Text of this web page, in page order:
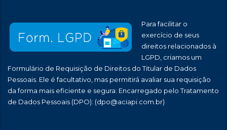
Para facilitar o
exercício de seus
direitos relacionados à
LGPD, criamos um
Formulário de Requisição de Direitos do Titular de Dados
Pessoais. Ele é facultativo, mas permitirá avaliar sua requisição
da forma mais eficiente e segura: Encarregado pelo Tratamento
de Dados Pessoais (DPO): (dpo@aciapi.com.br)